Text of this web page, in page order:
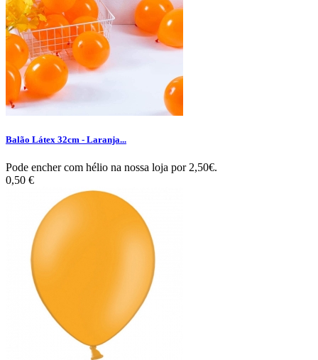
Balão Látex 32cm - Laranja...
Pode encher com hélio na nossa loja por 2,50€.
0,50 €